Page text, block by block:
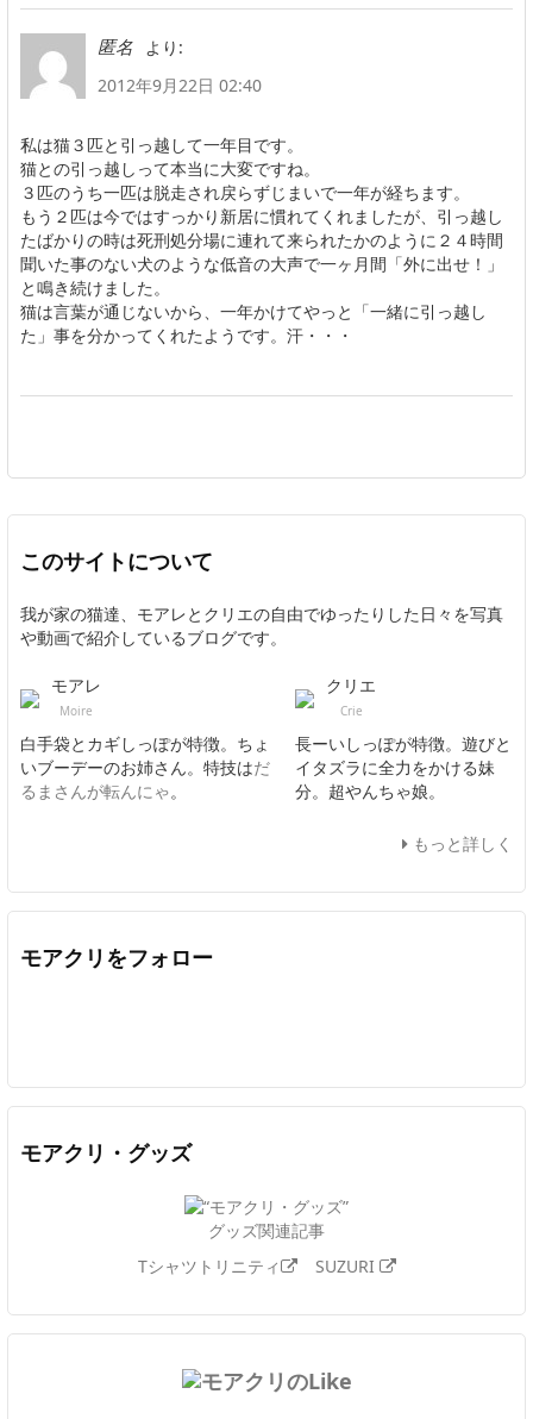
匿名
より:
2012年9月22日 02:40
私は猫３匹と引っ越して一年目です。
猫との引っ越しって本当に大変ですね。
３匹のうち一匹は脱走され戻らずじまいで一年が経ちます。
もう２匹は今ではすっかり新居に慣れてくれましたが、引っ越し
たばかりの時は死刑処分場に連れて来られたかのように２４時間
聞いた事のない犬のような低音の大声で一ヶ月間「外に出せ！」
と鳴き続けました。
猫は言葉が通じないから、一年かけてやっと「一緒に引っ越し
た」事を分かってくれたようです。汗・・・
このサイトについて
我が家の猫達、モアレとクリエの自由でゆったりした日々を写真
や動画で紹介しているブログです。
モアレ
Moire
白手袋とカギしっぽが特徴。ちょ
いブーデーのお姉さん。特技はだ
るまさんが転んにゃ。
クリエ
Crie
長ーいしっぽが特徴。遊びと
イタズラに全力をかける妹
分。超やんちゃ娘。
もっと詳しく
モアクリをフォロー
モアクリ・グッズ
グッズ関連記事
Tシャツトリニティ
SUZURI